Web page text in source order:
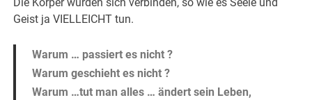
Geist ja VIELLEICHT tun.
Warum … passiert es nicht ?
Warum geschieht es nicht ?
Warum …tut man alles … ändert sein Leben,